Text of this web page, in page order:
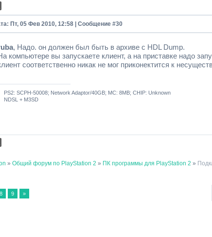
Пт, 05 Фев 2010, 12:58 | Сообщение #30
, Надо. он должен был быть в архиве с HDL Dump.
компьютере вы запускаете клиент, а на приставке надо
соответственно никак не мог приконектится к
PS2: SCPH-50008; Network Adaptor/40GB; MC: 8MB; CHIP: Unknown
NDSL + M3SD
» Общий форум по PlayStation 2 » ПК программы для PlayStation 2 »
8 9 »